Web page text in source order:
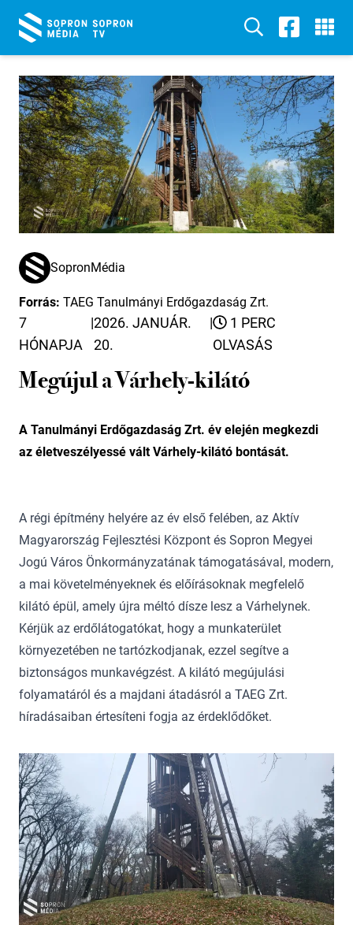
SopronMédia
Forrás: TAEG Tanulmányi Erdőgazdaság Zrt.
7
HÓNAPJA
|2026. JANUÁR.
20.
|
1 PERC
OLVASÁS
Megújul a Várhely-kilátó
A Tanulmányi Erdőgazdaság Zrt. év elején megkezdi
az életveszélyessé vált Várhely-kilátó bontását.
A régi építmény helyére az év első felében, az Aktív
Magyarország Fejlesztési Központ és Sopron Megyei
Jogú Város Önkormányzatának támogatásával, modern,
a mai követelményeknek és előírásoknak megfelelő
kilátó épül, amely újra méltó dísze lesz a Várhelynek.
Kérjük az erdőlátogatókat, hogy a munkaterület
környezetében ne tartózkodjanak, ezzel segítve a
biztonságos munkavégzést. A kilátó megújulási
folyamatáról és a majdani átadásról a TAEG Zrt.
híradásaiban értesíteni fogja az érdeklődőket.